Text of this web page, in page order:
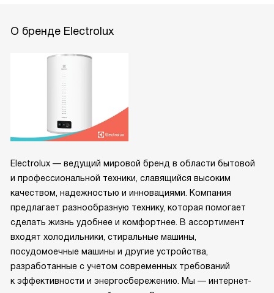
О бренде Electrolux
Electrolux — ведущий мировой бренд в области бытовой
и профессиональной техники, славящийся высоким
качеством, надежностью и инновациями. Компания
предлагает разнообразную технику, которая помогает
сделать жизнь удобнее и комфортнее. В ассортимент
входят холодильники, стиральные машины,
посудомоечные машины и другие устройства,
разработанные с учетом современных требований
к эффективности и энергосбережению. Мы — интернет-